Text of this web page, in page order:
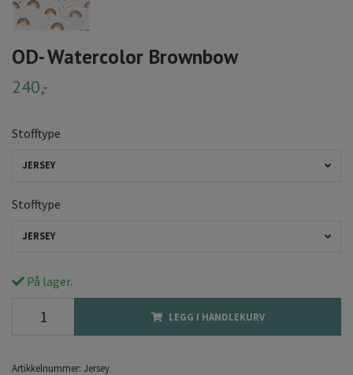
OD- Watercolor Brownbow
240,-
Stofftype
JERSEY
Stofftype
JERSEY
På lager.
LEGG I HANDLEKURV
Artikkelnummer: Jersey